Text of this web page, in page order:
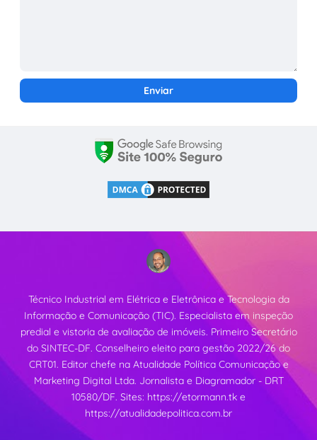
Técnico Industrial em Elétrica e Eletrônica e Tecnologia da
Informação e Comunicação (TIC). Especialista em inspeção
predial e vistoria de avaliação de imóveis. Primeiro Secretário
do SINTEC-DF. Conselheiro eleito para gestão 2022/26 do
CRT01. Editor chefe na Atualidade Política Comunicação e
Marketing Digital Ltda. Jornalista e Diagramador - DRT
10580/DF. Sites: https://etormann.tk e
https://atualidadepolitica.com.br